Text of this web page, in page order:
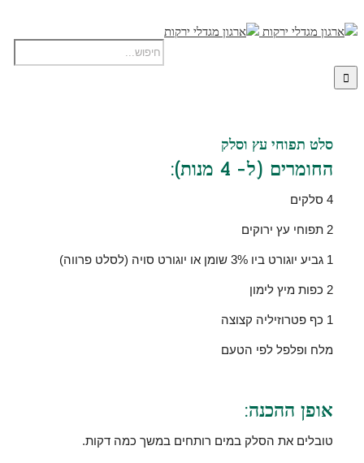
סלט תפוחי עץ וסלק
החומרים (ל- 4 מנות):
4 סלקים
2 תפוחי עץ ירוקים
1 גביע יוגורט ביו 3% שומן או יוגורט סויה (לסלט פרווה)
2 כפות מיץ לימון
1 כף פטרוזיליה קצוצה
מלח ופלפל לפי הטעם
אופן ההכנה:
טובלים את הסלק במים רותחים במשך כמה דקות.